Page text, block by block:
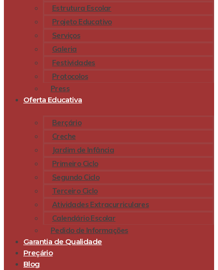
Estrutura Escolar
Projeto Educativo
Serviços
Galeria
Festividades
Protocolos
Press
Oferta Educativa
Berçário
Creche
Jardim de Infância
Primeiro Ciclo
Segundo Ciclo
Terceiro Ciclo
Atividades Extracurriculares
Calendário Escolar
Pedido de Informações
Garantia de Qualidade
Preçário
Blog